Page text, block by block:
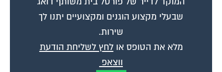
שבעלי מקצוע הוגנים ומקצועיים יתנו לך
שירות.
מלא את הטופס אולחץ לשליחת הודעת
ווצאפ